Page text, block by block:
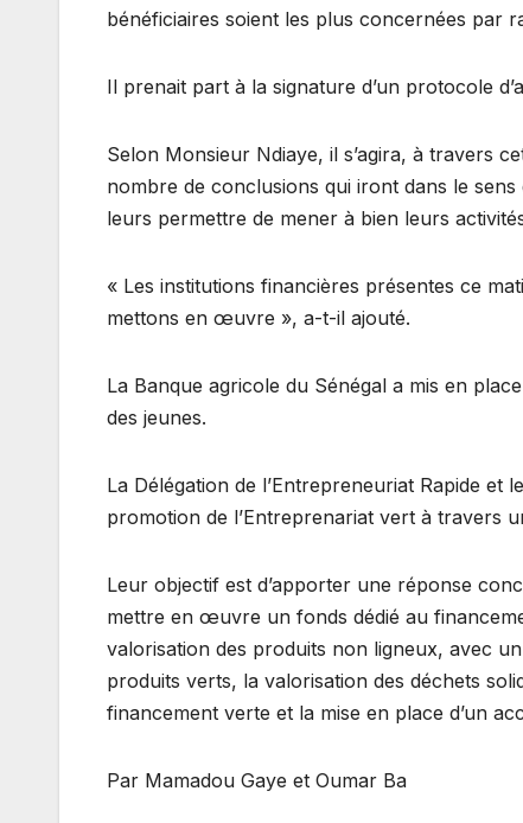
bénéficiaires soient les plus concernées par
Il prenait part à la signature d’un protocole
Selon Monsieur Ndiaye, il s’agira, à travers
nombre de conclusions qui iront dans le
leurs permettre de mener à bien leurs
« Les institutions financières présentes ce
mettons en œuvre », a-t-il ajouté.
La Banque agricole du Sénégal a mis en
des jeunes.
La Délégation de l’Entrepreneuriat Rapide
promotion de l’Entreprenariat vert à travers
Leur objectif est d’apporter une réponse
mettre en œuvre un fonds dédié au
valorisation des produits non ligneux, avec
produits verts, la valorisation des déchets
financement verte et la mise en place d’un
Par Mamadou Gaye et Oumar Ba